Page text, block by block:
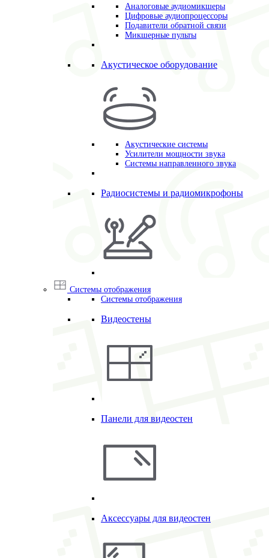
Аналоговые аудиомикшеры
Цифровые аудиопроцессоры
Подавители обратной связи
Микшерные пульты
Акустическое оборудование
Акустические системы
Усилители мощности звука
Системы направленного звука
Радиосистемы и радиомикрофоны
Системы отображения
Системы отображения
Видеостены
Панели для видеостен
Аксессуары для видеостен